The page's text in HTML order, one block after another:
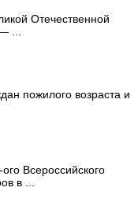
Отечественной
...
пожилого возраста и
Всероссийского
в ...